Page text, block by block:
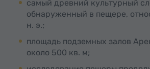
самый древний культурный
обнаруженный в пещере,
н. э.;
площадь подземных залов
около 500 кв. м;